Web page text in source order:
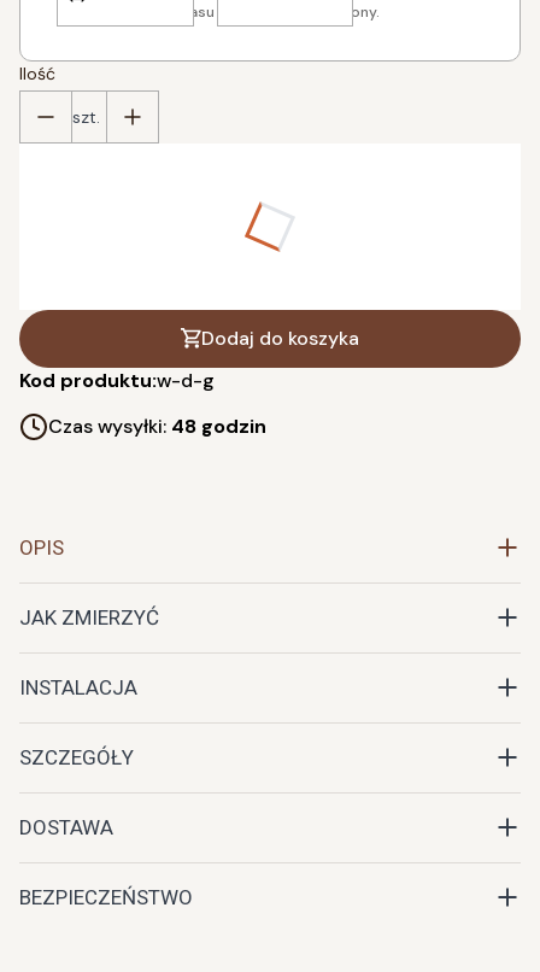
Dodaj po 5 cm zapasu tapety z każdej strony.
Ilość
szt.
podaj szer. ściany w cm (dodaj 5 cm)
Dodaj do koszyka
Kod produktu:w-d-g
Czas wysyłki: 48 godzin
OPIS
JAK ZMIERZYĆ
SZCZEGÓŁY
DOSTAWA
BEZPIECZEŃSTWO
INSTALACJA